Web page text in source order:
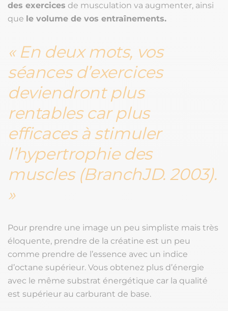
des exercices de musculation va augmenter, ainsi
que le volume de vos entraînements.
En deux mots, vos
séances d’exercices
deviendront plus
rentables car plus
efficaces à stimuler
l’hypertrophie des
muscles (BranchJD. 2003).
Pour prendre une image un peu simpliste mais très
éloquente, prendre de la créatine est un peu
comme prendre de l’essence avec un indice
d’octane supérieur. Vous obtenez plus d’énergie
avec le même substrat énergétique car la qualité
est supérieur au carburant de base.